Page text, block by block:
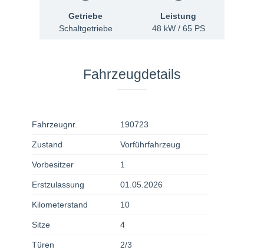
Getriebe
Schaltgetriebe
Leistung
48 kW / 65 PS
Fahrzeugdetails
Fahrzeugnr. 190723
Zustand Vorführfahrzeug
Vorbesitzer 1
Erstzulassung 01.05.2026
Kilometerstand 10
Sitze 4
Türen 2/3